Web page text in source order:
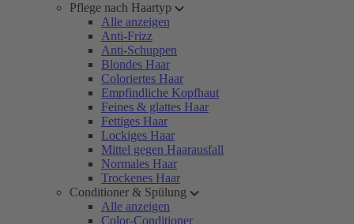
Pflege nach Haartyp
Alle anzeigen
Anti-Frizz
Anti-Schuppen
Blondes Haar
Coloriertes Haar
Empfindliche Kopfhaut
Feines & glattes Haar
Fettiges Haar
Lockiges Haar
Mittel gegen Haarausfall
Normales Haar
Trockenes Haar
Conditioner & Spülung
Alle anzeigen
Color-Conditioner